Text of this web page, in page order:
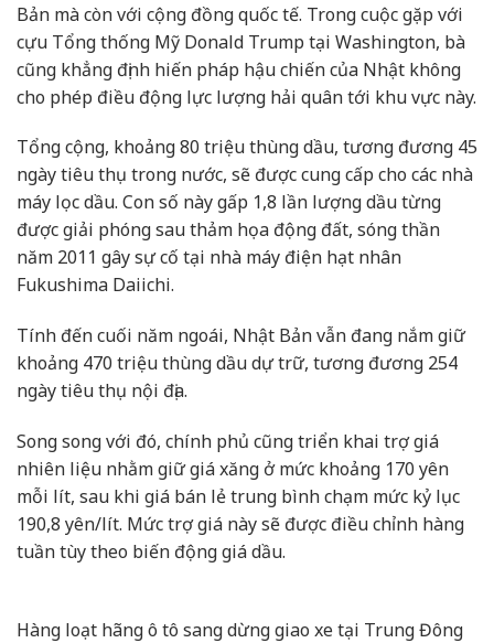
Bản mà còn với cộng đồng quốc tế. Trong cuộc gặp với
cựu Tổng thống Mỹ Donald Trump tại Washington, bà
cũng khẳng định hiến pháp hậu chiến của Nhật không
cho phép điều động lực lượng hải quân tới khu vực này.
Tổng cộng, khoảng 80 triệu thùng dầu, tương đương 45
ngày tiêu thụ trong nước, sẽ được cung cấp cho các nhà
máy lọc dầu. Con số này gấp 1,8 lần lượng dầu từng
được giải phóng sau thảm họa động đất, sóng thần
năm 2011 gây sự cố tại nhà máy điện hạt nhân
Fukushima Daiichi.
Tính đến cuối năm ngoái, Nhật Bản vẫn đang nắm giữ
khoảng 470 triệu thùng dầu dự trữ, tương đương 254
ngày tiêu thụ nội địa.
Song song với đó, chính phủ cũng triển khai trợ giá
nhiên liệu nhằm giữ giá xăng ở mức khoảng 170 yên
mỗi lít, sau khi giá bán lẻ trung bình chạm mức kỷ lục
190,8 yên/lít. Mức trợ giá này sẽ được điều chỉnh hàng
tuần tùy theo biến động giá dầu.
Hàng loạt hãng ô tô sang dừng giao xe tại Trung Đông